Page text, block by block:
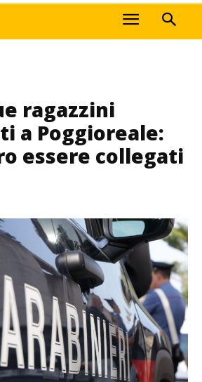
ragazzini
a Poggioreale:
essere collegati